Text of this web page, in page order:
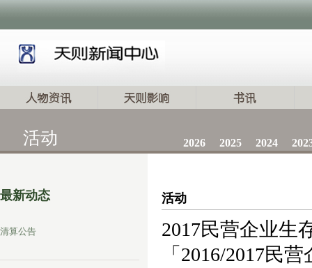
活动 2026 2025 2024
最新动态
清算公告
活动
2017民营企业生
「2016/2017民